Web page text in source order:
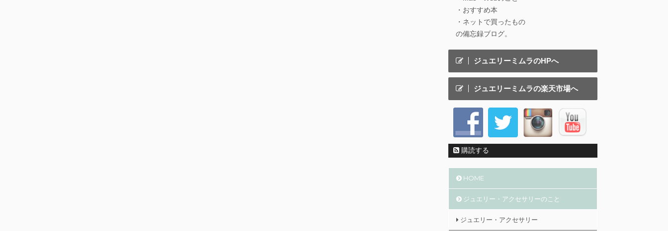
・おすすめ本
・ネットで買ったもの
の備忘録ブログ。
ジュエリーミムラのHPへ
ジュエリーミムラの楽天市場へ
購読する
HOME
ジュエリー・アクセサリーのこと
ジュエリー・アクセサリー